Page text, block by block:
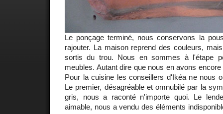
Le ponçage terminé, nous conservons la
rajouter. La maison reprend des couleurs,
sortis du trou. Nous en sommes à l'étape
meubles. Autant dire que nous en avons
Pour la cuisine les conseillers d'Ikéa ne nous
Le premier, désagréable et omnubilé par la
gris, nous a raconté n'importe quoi. Le
aimable, nous a vendu des éléments